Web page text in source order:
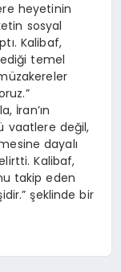
heyetinin
sosyal
Kalibaf,
temel
İran’ın
vaatlere değil,
dayalı
Kalibaf,
takip eden
şeklinde bir